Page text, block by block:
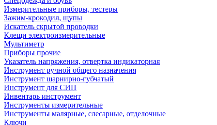
Измерительные приборы, тестеры
Зажим-крокодил, щупы
Искатель скрытой проводки
Клещи электроизмерительные
Мультиметр
Приборы прочие
Указатель напряжения, отвертка индикаторная
Инструмент ручной общего назначения
Инструмент шарнирно-губчатый
Инструмент для СИП
Инвентарь инструмент
Инструменты измерительные
Инструменты малярные, слесарные, отделочные
Ключи